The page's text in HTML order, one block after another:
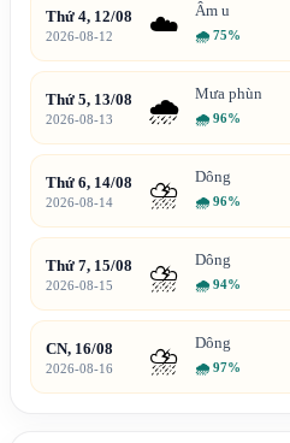
Thứ 4, 12/08
2026-08-12 ☁️ Âm u
🌧 75%
Thứ 5, 13/08
2026-08-13 🌧️ Mưa phùn
🌧 96%
Thứ 6, 14/08
2026-08-14 ⛈️ Dông
🌧 96%
Thứ 7, 15/08
2026-08-15 ⛈️ Dông
🌧 94%
CN, 16/08
2026-08-16 ⛈️ Dông
🌧 97%